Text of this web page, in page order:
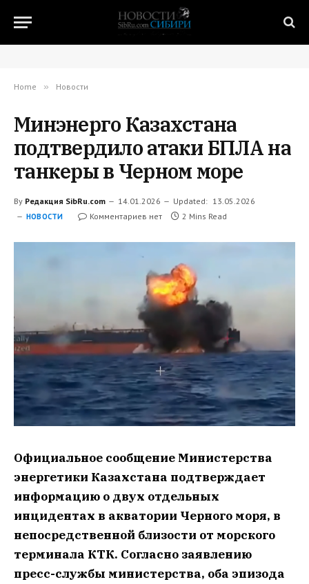
Home » Новости
Минэнерго Казахстана
подтвердило атаки БПЛА на
танкеры в Черном море
By Редакция SibRu.com 14.01.2026 Updated: 13.05.2026
НОВОСТИ Комментариев нет 2 Mins Read
Официальное сообщение Министерства
энергетики Казахстана подтверждает
информацию о двух отдельных
инцидентах в акватории Черного моря, в
непосредственной близости от морского
терминала КТК. Согласно заявлению
пресс-службы министерства, оба эпизода